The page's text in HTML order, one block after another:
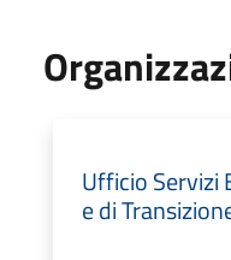
Ufficio Servizi
e di